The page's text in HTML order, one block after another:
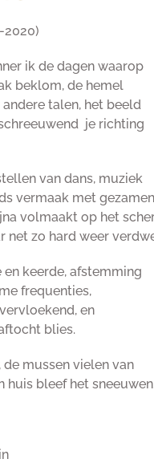
2020)
ik de dagen waarop
beklom, de hemel
talen, het beeld
je richting
van dans, muziek
vermaak met
volmaakt op het
net zo hard weer
en keerde, afstemming
frequenties,
en
blies.
de mussen vielen van
huis bleef het